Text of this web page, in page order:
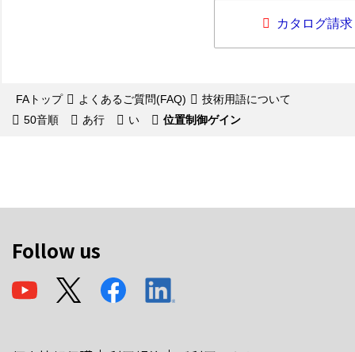
カタログ請求
FAトップ よくあるご質問(FAQ)
技術用語について
50音順
あ行 い 位置制御ゲイン
Follow us